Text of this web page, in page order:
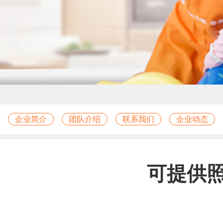
企业简介 团队介绍 联系我们 企业动态
可提供